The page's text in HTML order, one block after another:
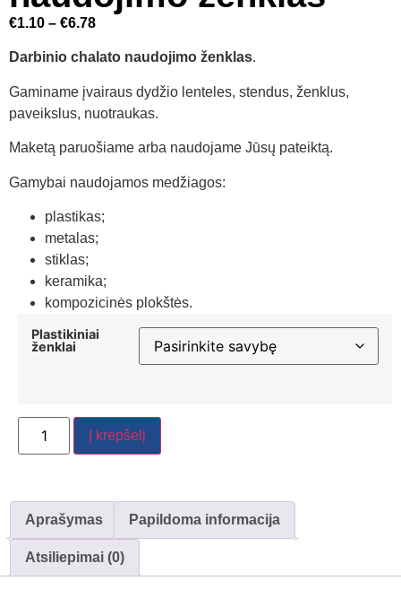
€1.10 – €6.78
Darbinio chalato naudojimo ženklas.
Gaminame įvairaus dydžio lenteles, stendus, ženklus,
paveikslus, nuotraukas.
Maketą paruošiame arba naudojame Jūsų pateiktą.
Gamybai naudojamos medžiagos:
plastikas;
metalas;
stiklas;
keramika;
kompozicinės plokštės.
Plastikiniai
ženklai
Į krepšelį
Aprašymas Papildoma informacija
Atsiliepimai (0)